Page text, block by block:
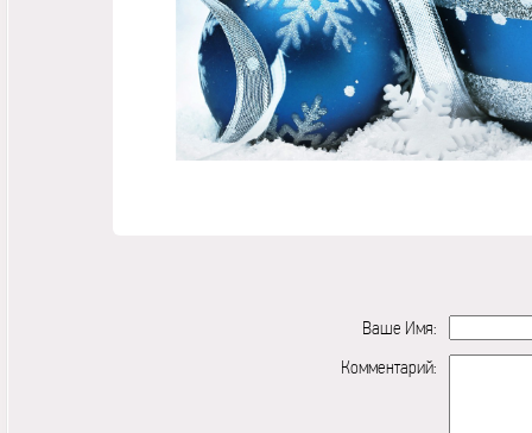
Ваше Имя:
Комментарий: